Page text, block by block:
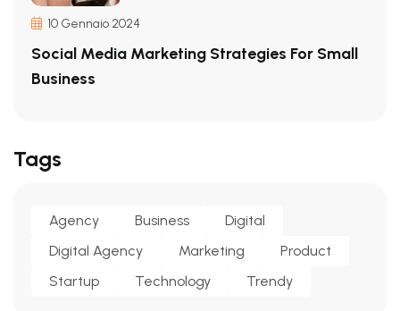
10 Gennaio 2024
Social Media Marketing Strategies For Small
Business
Tags
Agency Business
Digital
Digital Agency
Marketing
Product
Startup
Technology Trendy